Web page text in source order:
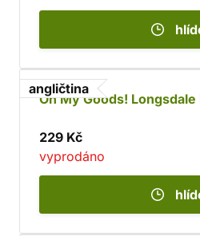
angličtina
Oh My Goods!
229 Kč
vyprodáno